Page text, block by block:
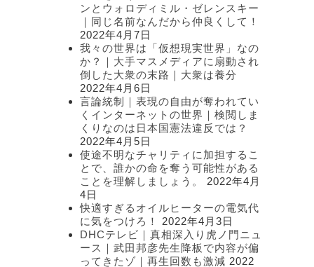
ンとウォロディミル・ゼレンスキー
｜同じ名前なんだから仲良くして！
2022年4月7日
我々の世界は「仮想現実世界」なの
か？｜大手マスメディアに扇動され
倒した大衆の末路｜大衆は養分
2022年4月6日
言論統制｜表現の自由が奪われてい
くインターネットの世界｜検閲しま
くりなのは日本国憲法違反では？
2022年4月5日
使途不明なチャリティに加担するこ
とで、誰かの命を奪う可能性がある
ことを理解しましょう。
2022年4月
4日
快適すぎるオイルヒーターの電気代
に気をつけろ！
2022年4月3日
DHCテレビ｜真相深入り虎ノ門ニュ
ース｜武田邦彦先生降板で内容が偏
ってきたゾ｜再生回数も激減 2022